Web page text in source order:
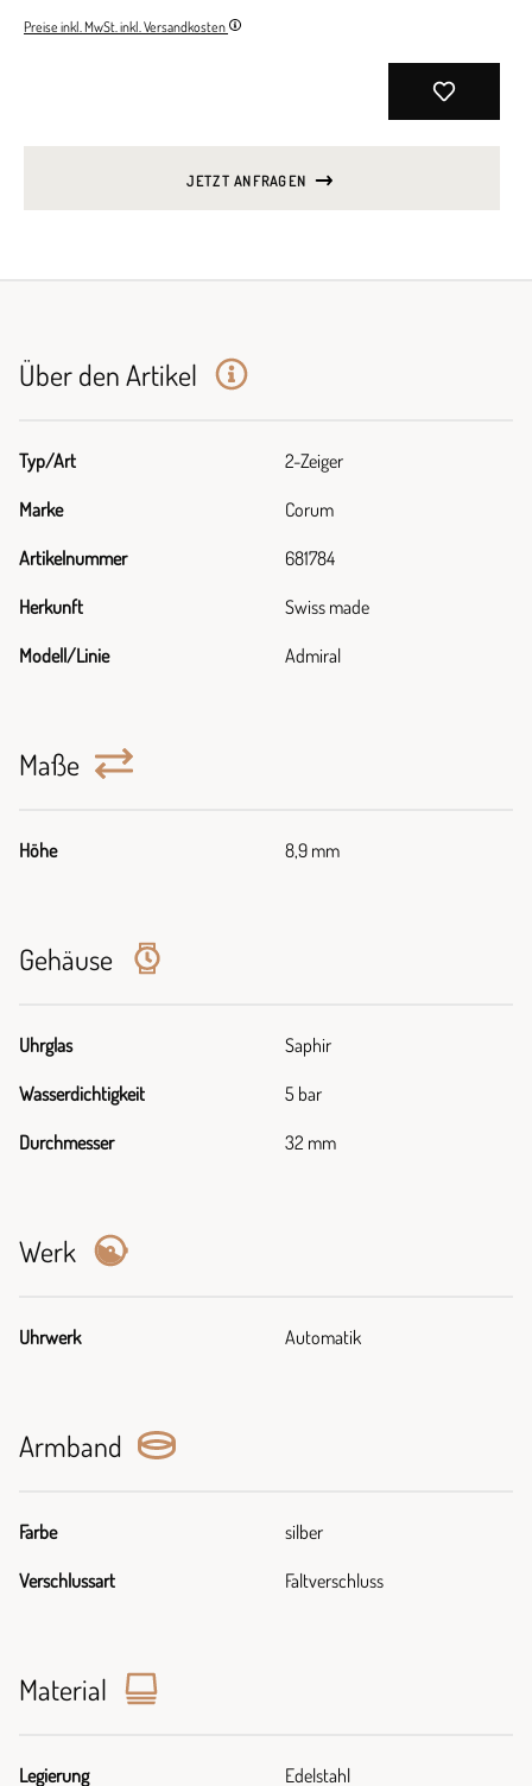
Preise inkl. MwSt. inkl. Versandkosten
JETZT ANFRAGEN
Über den Artikel
Typ/Art 2-Zeiger
Marke Corum
Artikelnummer 681784
Herkunft Swiss made
Modell/Linie Admiral
Maße
Höhe 8,9 mm
Gehäuse
Uhrglas Saphir
Wasserdichtigkeit 5 bar
Durchmesser 32 mm
Werk
Uhrwerk Automatik
Armband
Farbe silber
Verschlussart Faltverschluss
Material
Legierung Edelstahl